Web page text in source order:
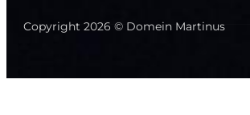
Copyright 2026 © Domein Martinus